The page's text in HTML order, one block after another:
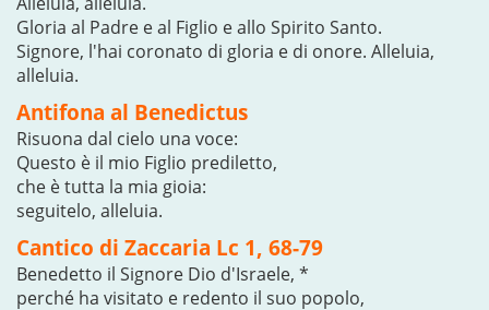
Gloria al Padre e al Figlio e allo Spirito Santo.
Signore, l'hai coronato di gloria e di onore. Alleluia,
alleluia.
Antifona al Benedictus
Risuona dal cielo una voce:
Questo è il mio Figlio prediletto,
che è tutta la mia gioia:
seguitelo, alleluia.
Cantico di Zaccaria Lc 1, 68-79
Benedetto il Signore Dio d'Israele, *
perché ha visitato e redento il suo popolo,